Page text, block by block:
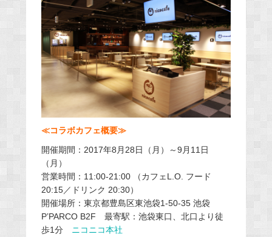
≪コラボカフェ概要≫
開催期間：2017年8月28日（月）～9月11日
（月）
営業時間：11:00-21:00 （カフェL.O. フード
20:15／ドリンク 20:30）
開催場所：東京都豊島区東池袋1-50-35 池袋
P’PARCO B2F 最寄駅：池袋東口、北口より徒
歩1分 ニコニコ本社